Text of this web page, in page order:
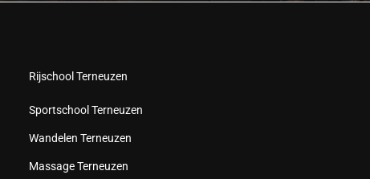
Rijschool Terneuzen
Sportschool Terneuzen
Wandelen Terneuzen
Massage Terneuzen